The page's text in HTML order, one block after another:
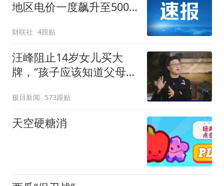
地区电价一度飙升至500
财联社 4跟贴
汪峰阻止14岁女儿买大
牌，“孩子应该知道父母的
都在淘宝
极目新闻 573跟贴
天空硬糖消